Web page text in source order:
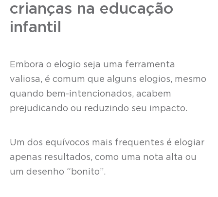
crianças na educação
infantil
Embora o elogio seja uma ferramenta
valiosa, é comum que alguns elogios, mesmo
quando bem-intencionados, acabem
prejudicando ou reduzindo seu impacto.
Um dos equívocos mais frequentes é elogiar
apenas resultados, como uma nota alta ou
um desenho “bonito”.